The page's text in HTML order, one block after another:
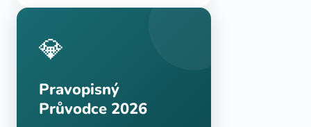
💎
Pravopisný
Průvodce 2026